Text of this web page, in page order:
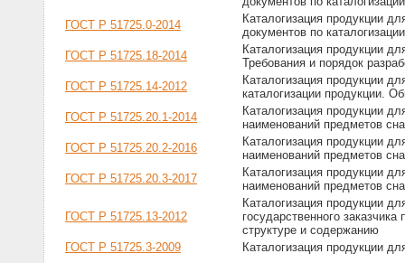
ГОСТ Р 51725.0-2014
Каталогизация продукции
документов по
ГОСТ Р 51725.18-2014
Каталогизация продукции
Требования и порядок
ГОСТ Р 51725.14-2012
Каталогизация продукции
каталогизации продукции.
ГОСТ Р 51725.20.1-2014
Каталогизация продукции
наименований предметов
ГОСТ Р 51725.20.2-2016
Каталогизация продукции
наименований предметов
ГОСТ Р 51725.20.3-2017
Каталогизация продукции
наименований предметов
ГОСТ Р 51725.13-2012
Каталогизация продукции
государственного
структуре и содержанию
ГОСТ Р 51725.3-2009
Каталогизация продукции